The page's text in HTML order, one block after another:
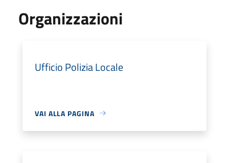
Organizzazioni
Ufficio Polizia Locale
VAI ALLA PAGINA